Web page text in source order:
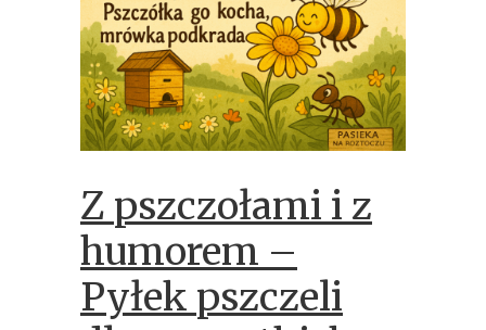
Z pszczołami i z
humorem –
Pyłek pszczeli